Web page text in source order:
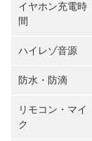
イヤホン充電時
間
ハイレゾ音源
防水・防滴
リモコン・マイ
ク